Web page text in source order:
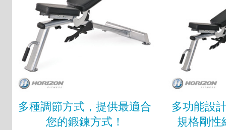
多種調節方式，提供最適合
您的鍛鍊方式！
多功能設
規格剛性